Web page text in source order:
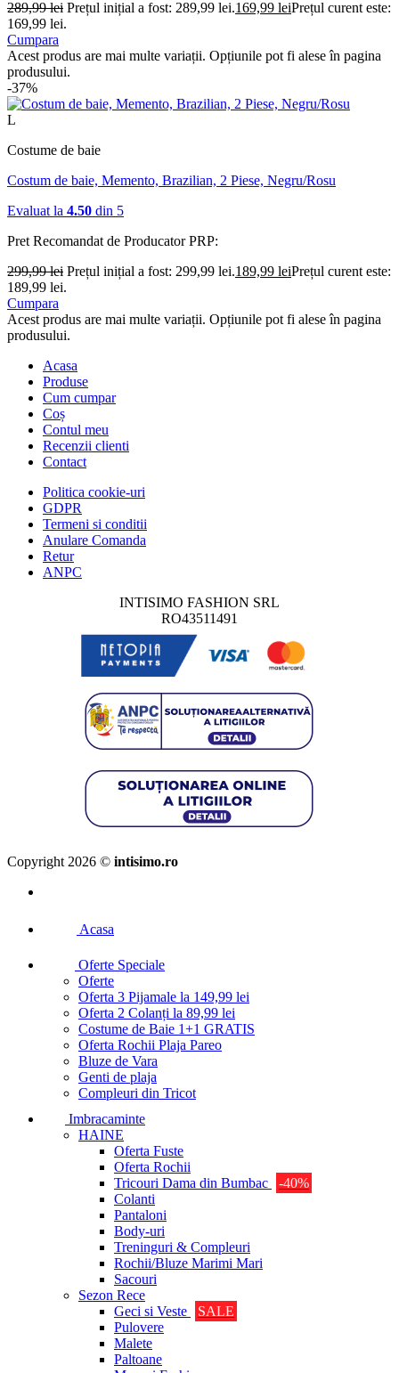
289,99lei Prețul inițial a fost: 289,99 lei.169,99 leiPrețul curent este:
169,99 lei.
Cumpara
Acest produs are mai multe variații. Opțiunile pot fi alese în pagina
produsului.
-37%
L
Costume de baie
Costum de baie, Memento, Brazilian, 2 Piese, Negru/Rosu
Evaluat la 4.50 din 5
Pret Recomandat de ProducatorPRP:
299,99lei Prețul inițial a fost: 299,99 lei.189,99 leiPrețul curent este:
189,99 lei.
Cumpara
Acest produs are mai multe variații. Opțiunile pot fi alese în pagina
produsului.
Acasa
Produse
Cum cumpar
Coș
Contul meu
Recenzii clienti
Contact
Politica cookie-uri
GDPR
Termeni si conditii
Anulare Comanda
Retur
ANPC
INTISIMO FASHION SRL
RO43511491
Copyright 2026 © intisimo.ro
Acasa
Oferte Speciale
Oferte
Oferta 3 Pijamale la 149,99 lei
Oferta 2 Colanți la 89,99 lei
Costume de Baie 1+1 GRATIS
Oferta Rochii Plaja Pareo
Bluze de Vara
Genti de plaja
Compleuri din Tricot
Imbracaminte
HAINE
Oferta Fuste
Oferta Rochii
Tricouri Dama din Bumbac
-40%
Colanti
Pantaloni
Body-uri
Treninguri & Compleuri
Rochii/Bluze Marimi Mari
Sacouri
Sezon Rece
Geci si Veste
SALE
Pulovere
Malete
Paltoane